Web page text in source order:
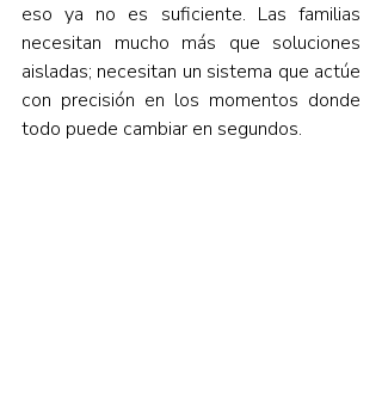
eso ya no es suficiente. Las familias
necesitan mucho más que soluciones
aisladas; necesitan un sistema que actúe
con precisión en los momentos donde
todo puede cambiar en segundos.